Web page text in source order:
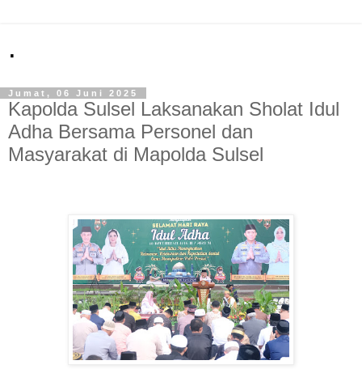
.
Jumat, 06 Juni 2025
Kapolda Sulsel Laksanakan Sholat Idul
Adha Bersama Personel dan
Masyarakat di Mapolda Sulsel